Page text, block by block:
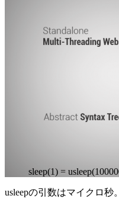
sleep(1) =
usleepの引数はマイクロ秒。